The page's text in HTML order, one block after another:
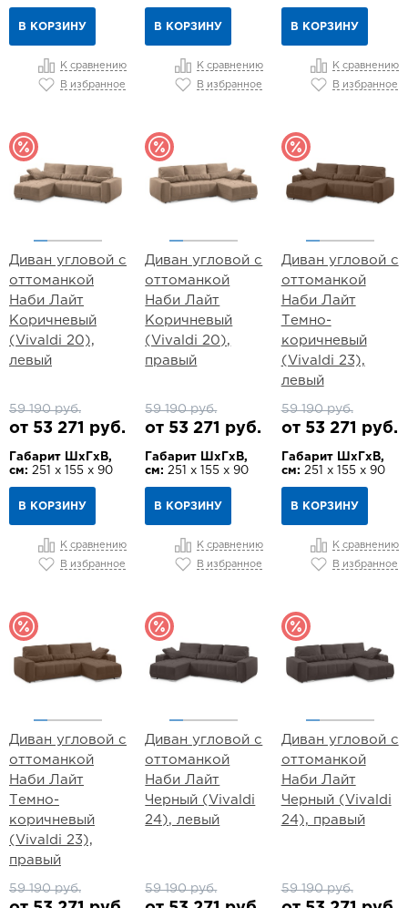
В КОРЗИНУ
К сравнению
В избранное
В КОРЗИНУ
К сравнению
В избранное
В КОРЗИНУ
К сравнению
В избранное
Диван угловой с
оттоманкой
Наби Лайт
Коричневый
(Vivaldi 20),
левый
59 190 руб.
от 53 271 руб.
Габарит ШхГхВ,
см: 251 х 155 х 90
В КОРЗИНУ
К сравнению
В избранное
Диван угловой с
оттоманкой
Наби Лайт
Коричневый
(Vivaldi 20),
правый
59 190 руб.
от 53 271 руб.
Габарит ШхГхВ,
см: 251 х 155 х 90
В КОРЗИНУ
К сравнению
В избранное
Диван угловой с
оттоманкой
Наби Лайт
Темно-
коричневый
(Vivaldi 23),
левый
59 190 руб.
от 53 271 руб.
Габарит ШхГхВ,
см: 251 х 155 х 90
В КОРЗИНУ
К сравнению
В избранное
Диван угловой с
оттоманкой
Наби Лайт
Темно-
коричневый
(Vivaldi 23),
правый
59 190 руб.
Диван угловой с
оттоманкой
Наби Лайт
Черный (Vivaldi
24), левый
59 190 руб.
Диван угловой с
оттоманкой
Наби Лайт
Черный (Vivaldi
24), правый
59 190 руб.